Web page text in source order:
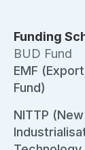
Funding
BUD Fund
EMF
Fund)
NITTP (New